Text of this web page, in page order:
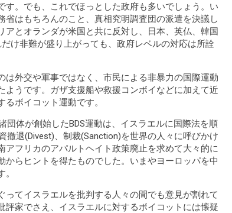
。でも、これでほっとした政府も多いでしょう。い
省はもちろんのこと、真相究明調査団の派遣を決議し
アとオランダが米国と共に反対し、日本、英仏、韓国
け非難が盛り上がっても、政府レベルの対応は所詮
は外交や軍事ではなく、市民による非暴力の国際運動
うです。
ガザ支援船や救援コンボイなどに加えて近
ボイコット運動です。
団体が創始したBDS運動は、イスラエルに国際法を順
退(Divest)、制裁(Sanction)を世界の人々に呼びかけ
アフリカのアパルトヘイト政策廃止を求めて大々的に
らヒントを得たものでした。いまやヨーロッパを中
てイスラエルを批判する人々の間でも意見が割れて
評家でさえ、イスラエルに対するボイコットには懐疑